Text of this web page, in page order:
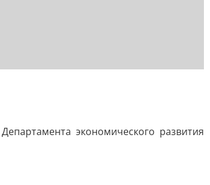
экономического развития